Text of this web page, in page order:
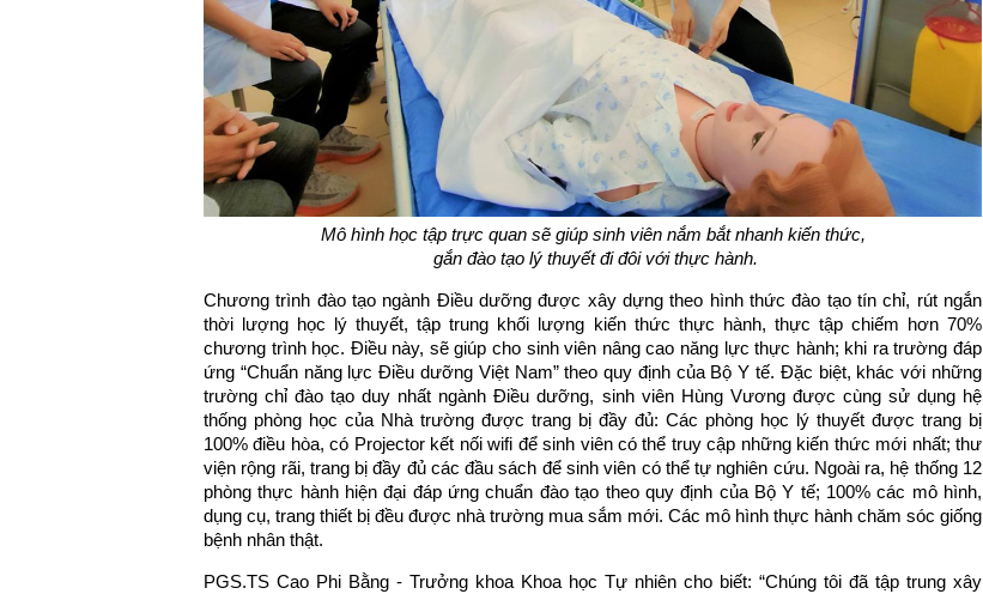
Mô hình học tập trực quan sẽ giúp sinh viên nắm bắt nhanh kiến thức,
gắn đào tạo lý thuyết đi đôi với thực hành.
Chương trình đào tạo ngành Điều dưỡng được xây dựng theo hình thức đào tạo tín chỉ, rút ngắn
thời lượng học lý thuyết, tập trung khối lượng kiến thức thực hành, thực tập chiếm hơn 70%
chương trình học. Điều này, sẽ giúp cho sinh viên nâng cao năng lực thực hành; khi ra trường đáp
ứng “Chuẩn năng lực Điều dưỡng Việt Nam” theo quy định của Bộ Y tế. Đặc biệt, khác với những
trường chỉ đào tạo duy nhất ngành Điều dưỡng, sinh viên Hùng Vương được cùng sử dụng hệ
thống phòng học của Nhà trường được trang bị đầy đủ: Các phòng học lý thuyết được trang bị
100% điều hòa, có Projector kết nối wifi để sinh viên có thể truy cập những kiến thức mới nhất; thư
viện rộng rãi, trang bị đầy đủ các đầu sách để sinh viên có thể tự nghiên cứu. Ngoài ra, hệ thống 12
phòng thực hành hiện đại đáp ứng chuẩn đào tạo theo quy định của Bộ Y tế; 100% các mô hình,
dụng cụ, trang thiết bị đều được nhà trường mua sắm mới. Các mô hình thực hành chăm sóc giống
bệnh nhân thật.
PGS.TS Cao Phi Bằng - Trưởng khoa Khoa học Tự nhiên cho biết: “Chúng tôi đã tập trung xây